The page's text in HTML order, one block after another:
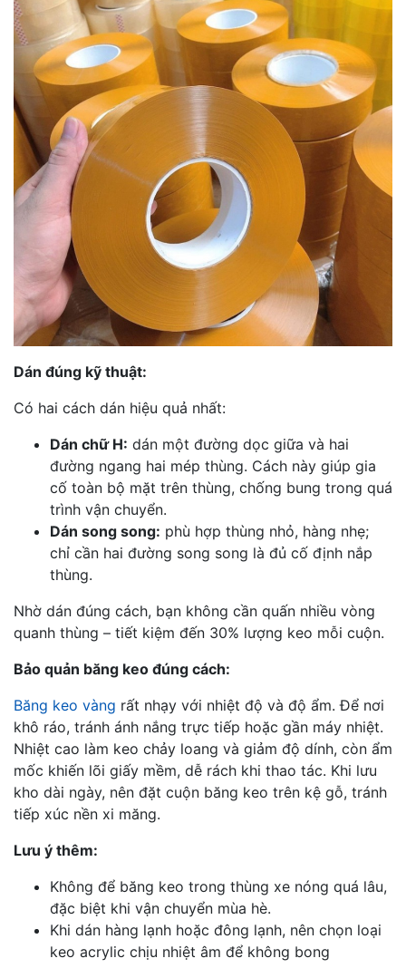
Dán đúng kỹ thuật:
Có hai cách dán hiệu quả nhất:
Dán chữ H: dán một đường dọc giữa và hai
đường ngang hai mép thùng. Cách này giúp gia
cố toàn bộ mặt trên thùng, chống bung trong quá
trình vận chuyển.
Dán song song: phù hợp thùng nhỏ, hàng nhẹ;
chỉ cần hai đường song song là đủ cố định nắp
thùng.
Nhờ dán đúng cách, bạn không cần quấn nhiều vòng
quanh thùng – tiết kiệm đến 30% lượng keo mỗi cuộn.
Bảo quản băng keo đúng cách:
Băng keo vàng rất nhạy với nhiệt độ và độ ẩm. Để nơi
khô ráo, tránh ánh nắng trực tiếp hoặc gần máy nhiệt.
Nhiệt cao làm keo chảy loang và giảm độ dính, còn ẩm
mốc khiến lõi giấy mềm, dễ rách khi thao tác. Khi lưu
kho dài ngày, nên đặt cuộn băng keo trên kệ gỗ, tránh
tiếp xúc nền xi măng.
Lưu ý thêm:
Không để băng keo trong thùng xe nóng quá lâu,
đặc biệt khi vận chuyển mùa hè.
Khi dán hàng lạnh hoặc đông lạnh, nên chọn loại
keo acrylic chịu nhiệt âm để không bong